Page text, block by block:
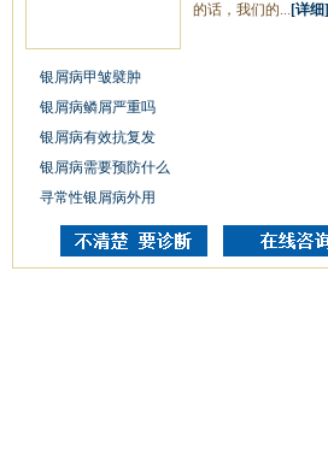
的话，我们的... [详细]
银屑病甲皱襞肿
银屑病鳞屑严重吗
银屑病有效抗复发
银屑病需要预防什么
寻常性银屑病外用